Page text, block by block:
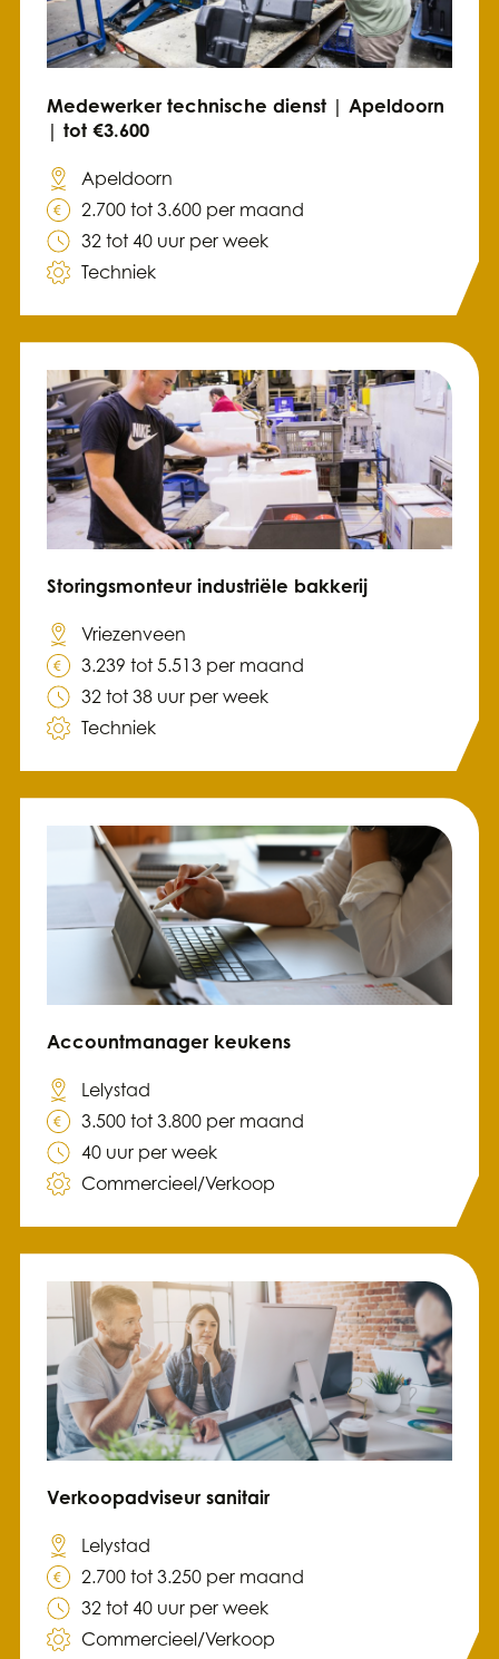
Medewerker technische dienst | Apeldoorn
| tot €3.600
Apeldoorn
2.700 tot 3.600 per maand
32 tot 40 uur per week
Techniek
Storingsmonteur industriële bakkerij
Vriezenveen
3.239 tot 5.513 per maand
32 tot 38 uur per week
Techniek
Accountmanager keukens
Lelystad
3.500 tot 3.800 per maand
40 uur per week
Commercieel/Verkoop
Verkoopadviseur sanitair
Lelystad
2.700 tot 3.250 per maand
32 tot 40 uur per week
Commercieel/Verkoop